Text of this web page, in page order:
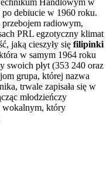
po debiucie w 1960 roku.
przebojem radiowym,
PRL egzotyczny klimat
jaką cieszyły się filipinki
w samym 1964 roku
swoich płyt (353 240 oraz
grupa, której nazwa
trwale zapisała się w
młodzieńczy
wokalnym, który